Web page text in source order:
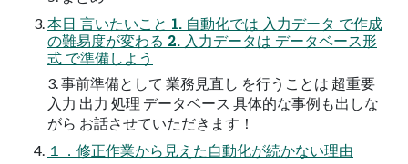
本日 言いたいこと 1. 自動化では 入力データ で作成
の難易度が変わる 2. 入力データは データベース形
式 で準備しよう
3. 事前準備として 業務見直し を行うことは 超重要
入力 出力 処理 データベース 具体的な事例も出しな
がら お話させていただきます！
１．修正作業から見えた自動化が続かない理由